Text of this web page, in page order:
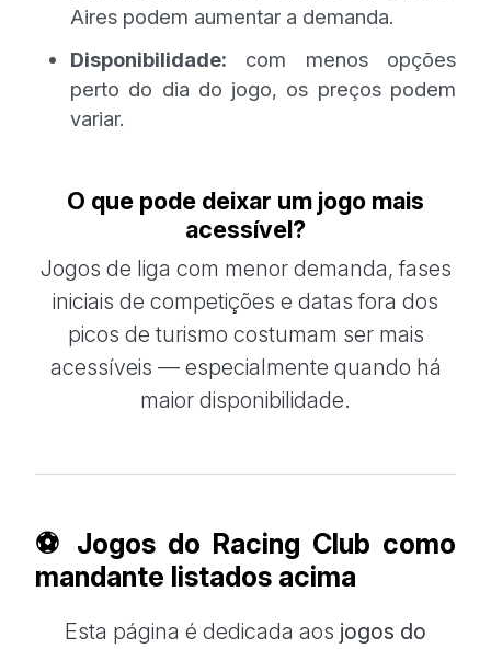
Aires podem aumentar a demanda.
Disponibilidade: com menos opções
perto do dia do jogo, os preços podem
variar.
O que pode deixar um jogo mais
acessível?
Jogos de liga com menor demanda, fases
iniciais de competições e datas fora dos
picos de turismo costumam ser mais
acessíveis — especialmente quando há
maior disponibilidade.
⚽ Jogos do Racing Club como
mandante listados acima
Esta página é dedicada aos jogos do